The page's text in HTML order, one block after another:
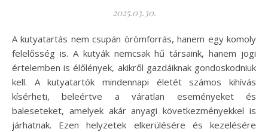
2025.03.30.
A kutyatartás nem csupán örömforrás, hanem egy komoly
felelősség is. A kutyák nemcsak hű társaink, hanem jogi
értelemben is élőlények, akikről gazdáiknak gondoskodniuk
kell. A kutyatartók mindennapi életét számos kihívás
kísérheti, beleértve a váratlan eseményeket és
baleseteket, amelyek akár anyagi következményekkel is
járhatnak. Ezen helyzetek elkerülésére és kezelésére